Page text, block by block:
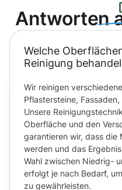
Antworten
Welche
Reinigung
Wir reinigen
Pflastersteine,
Unsere
Oberfläche und den
garantieren wir, dass die
werden und das
Wahl zwischen Niedrig-
erfolgt je nach Bedarf,
zu gewährleisten.